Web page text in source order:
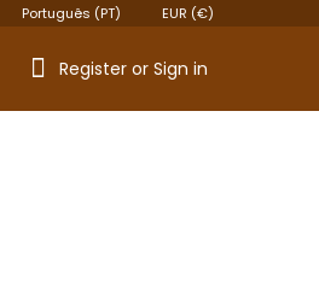
Português (PT) EUR (€)
Register or Sign in